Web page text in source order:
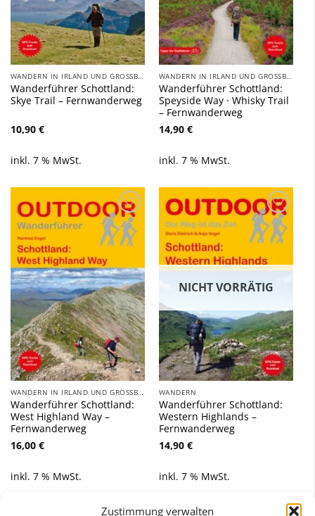
Zustimmung verwalten
WANDERN IN IRLAND UND GROSSBRITANNIEN
Wanderführer Schottland:
Skye Trail – Fernwanderweg
10,90 €
inkl. 7 % MwSt.
WANDERN IN IRLAND UND GROSSBRITANNIEN
Wanderführer Schottland:
Speyside Way · Whisky Trail
– Fernwanderweg
14,90 €
inkl. 7 % MwSt.
Zu
Wunschliste
hinzufügen
WANDERN IN IRLAND UND GROSSBRITANNIEN
Wanderführer Schottland:
West Highland Way –
Fernwanderweg
16,00 €
inkl. 7 % MwSt.
Zu
Wunschliste
hinzufügen
NICHT VORRÄTIG
WANDERN
Wanderführer Schottland:
Western Highlands –
Fernwanderweg
14,90 €
inkl. 7 % MwSt.